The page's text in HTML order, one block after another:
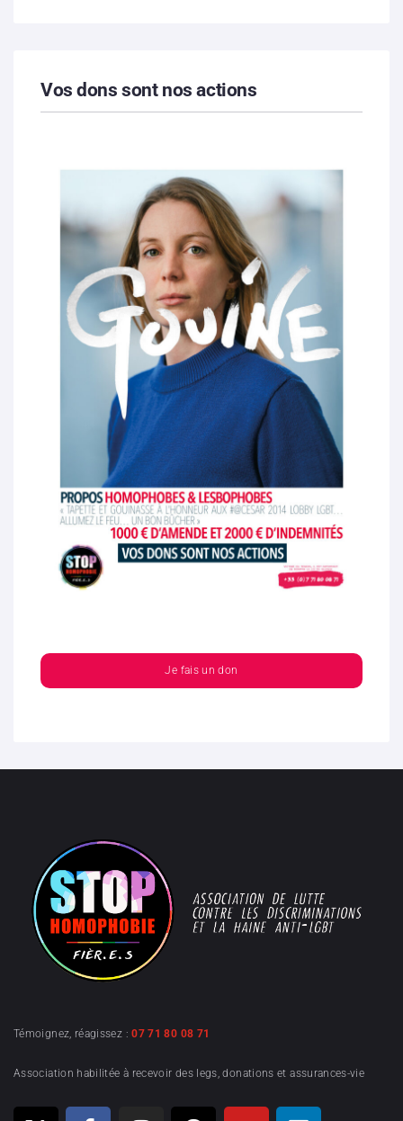
Vos dons sont nos actions
Je fais un don
Témoignez, réagissez :07 71 80 08 71
Association habilitée à recevoir des legs, donations et assurances-vie